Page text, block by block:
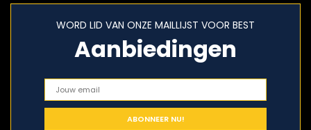
WORD LID VAN ONZE MAILLIJST VOOR BEST
Aanbiedingen